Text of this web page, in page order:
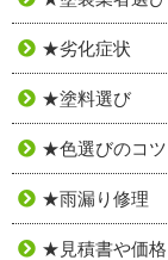
★劣化症状
★塗料選び
★色選びのコツ
★雨漏り修理
★見積書や価格